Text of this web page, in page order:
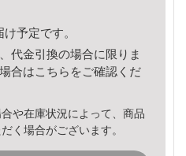
予定です。
代金引換の場合に限りま
合はこちら をご確認くだ
や在庫状況によって、商品
く場合がございます。